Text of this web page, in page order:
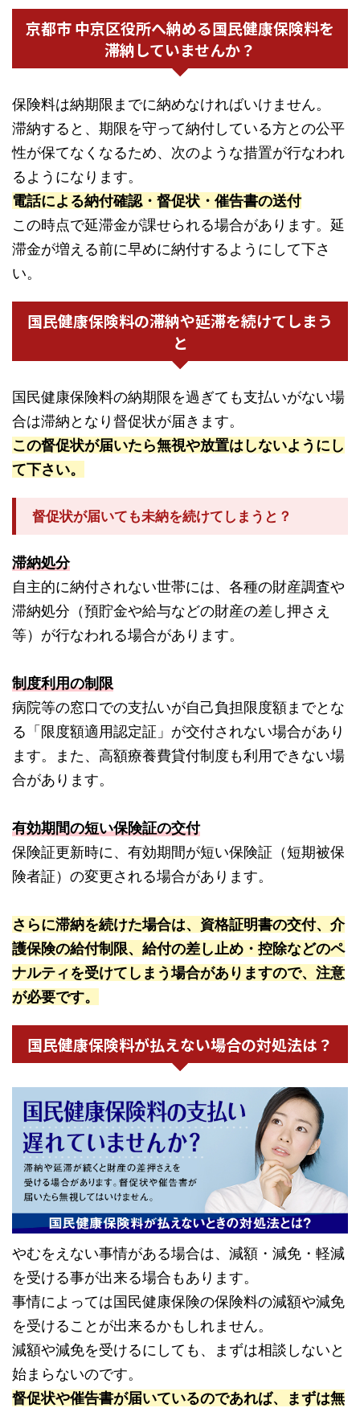
京都市 中京区役所へ納める国民健康保険料を
滞納していませんか？
保険料は納期限までに納めなければいけません。
滞納すると、期限を守って納付している方との公平
性が保てなくなるため、次のような措置が行なわれ
るようになります。
電話による納付確認・督促状・催告書の送付
この時点で延滞金が課せられる場合があります。延
滞金が増える前に早めに納付するようにして下さ
い。
国民健康保険料の滞納や延滞を続けてしまう
と
国民健康保険料の納期限を過ぎても支払いがない場
合は滞納となり督促状が届きます。
この督促状が届いたら無視や放置はしないようにし
て下さい。
督促状が届いても未納を続けてしまうと？
滞納処分
自主的に納付されない世帯には、各種の財産調査や
滞納処分（預貯金や給与などの財産の差し押さえ
等）が行なわれる場合があります。
制度利用の制限
病院等の窓口での支払いが自己負担限度額までとな
る「限度額適用認定証」が交付されない場合があり
ます。また、高額療養費貸付制度も利用できない場
合があります。
有効期間の短い保険証の交付
保険証更新時に、有効期間が短い保険証（短期被保
険者証）の変更される場合があります。
さらに滞納を続けた場合は、資格証明書の交付、介
護保険の給付制限、給付の差し止め・控除などのペ
ナルティを受けてしまう場合がありますので、注意
が必要です。
国民健康保険料が払えない場合の対処法は？
やむをえない事情がある場合は、減額・減免・軽減
を受ける事が出来る場合もあります。
事情によっては国民健康保険の保険料の減額や減免
を受けることが出来るかもしれません。
減額や減免を受けるにしても、まずは相談しないと
始まらないのです。
督促状や催告書が届いているのであれば、まずは無